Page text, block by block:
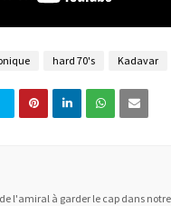
hard 70's Kadavar
l'amiral à garder le cap dans